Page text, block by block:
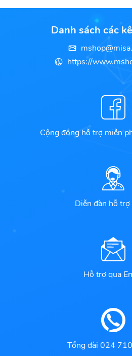
Danh sách các
https://
Cộng đồng hỗ trợ miễn
Diễn đàn hỗ trợ
Hỗ trợ qua
Tổng đài 024